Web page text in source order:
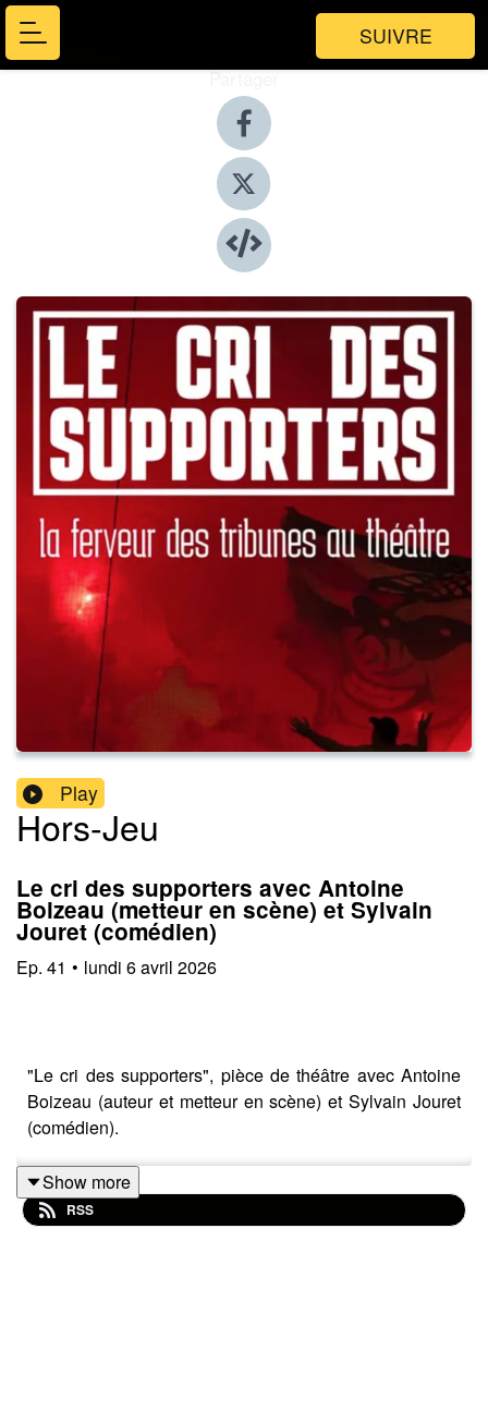
SUIVRE
Partager
Play
Hors-Jeu
Le cri des supporters avec Antoine
Boizeau (metteur en scène) et Sylvain
Jouret (comédien)
Ep. 41 • lundi 6 avril 2026
"Le cri des supporters", pièce de théâtre avec Antoine
Boizeau (auteur et metteur en scène) et Sylvain Jouret
(comédien).
Chronique / quiz : les noms dans le foot.
Show more
RSS